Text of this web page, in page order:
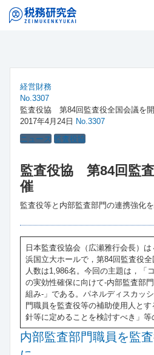
経営財務
No.3307
監査役協 第84回監査役全国会議を
2017年4月24日 No.3307
ニュース 監査役協
監査役協 第84回監
催
監査役等と内部監査部門の連携強化
日本監査役協会（広瀬雅行会長）
浜国立大ホールで，第84回監査役
人数は1,986名。今回の主題は，「
の実効性確保に向けて‐内部監査部
組み‐」である。パネルディスカッ
門職員を監査役等の補助使用人と
針等に定めることを検討すべき」等
内部監査部門職員を監